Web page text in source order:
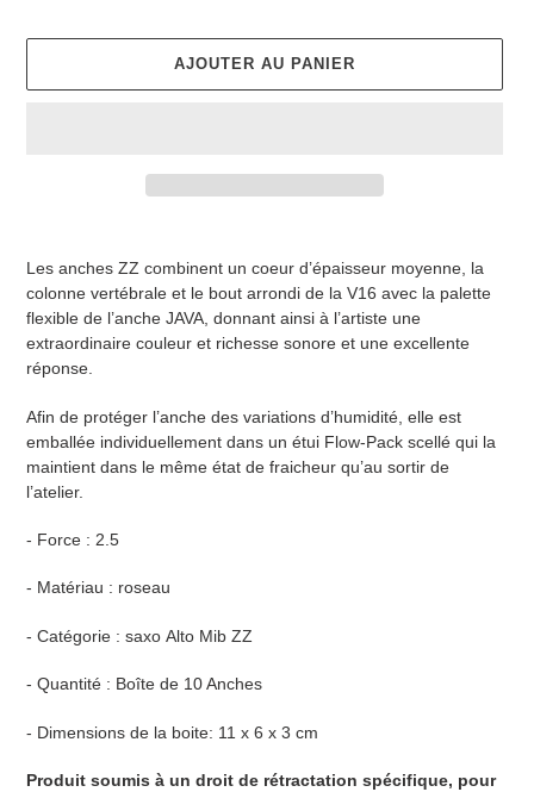
AJOUTER AU PANIER
Les anches ZZ combinent un coeur d’épaisseur moyenne, la
colonne vertébrale et le bout arrondi de la V16 avec la palette
flexible de l’anche JAVA, donnant ainsi à l’artiste une
extraordinaire couleur et richesse sonore et une excellente
réponse.
Afin de protéger l’anche des variations d’humidité, elle est
emballée individuellement dans un étui Flow-Pack scellé qui la
maintient dans le même état de fraicheur qu’au sortir de
l’atelier.
- Force : 2.5
- Matériau : roseau
- Catégorie : saxo Alto Mib ZZ
- Quantité : Boîte de 10 Anches
- Dimensions de la boite: 11 x 6 x 3 cm
Produit soumis à un droit de rétractation spécifique, pour